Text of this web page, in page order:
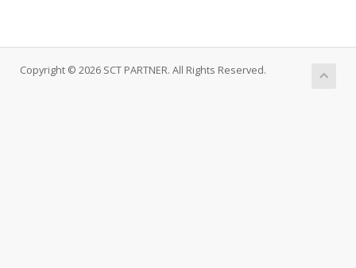
Copyright © 2026 SCT PARTNER. All Rights Reserved.